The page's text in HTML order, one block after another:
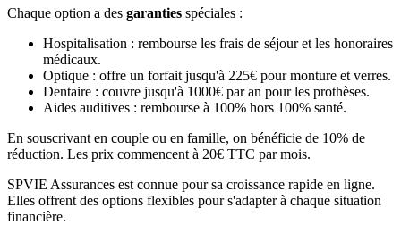
Chaque option a des garanties spéciales :
Hospitalisation : rembourse les frais de séjour et les honoraires
médicaux.
Optique : offre un forfait jusqu'à 225€ pour monture et verres.
Dentaire : couvre jusqu'à 1000€ par an pour les prothèses.
Aides auditives : rembourse à 100% hors 100% santé.
En souscrivant en couple ou en famille, on bénéficie de 10% de
réduction. Les prix commencent à 20€ TTC par mois.
SPVIE Assurances est connue pour sa croissance rapide en ligne.
Elles offrent des options flexibles pour s'adapter à chaque situation
financière.